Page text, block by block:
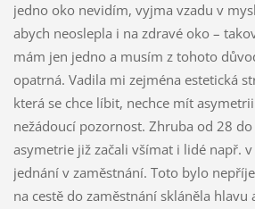
jedno oko nevidím, vyjma vzadu v
abych neoslepla i na zdravé oko –
mám jen jedno a musím z tohoto
opatrná. Vadila mi zejména estetická
která se chce líbit, nechce mít
nežádoucí pozornost. Zhruba od 28
asymetrie již začali všímat i lidé např.
jednání v zaměstnání. Toto bylo
na cestě do zaměstnání skláněla hlavu